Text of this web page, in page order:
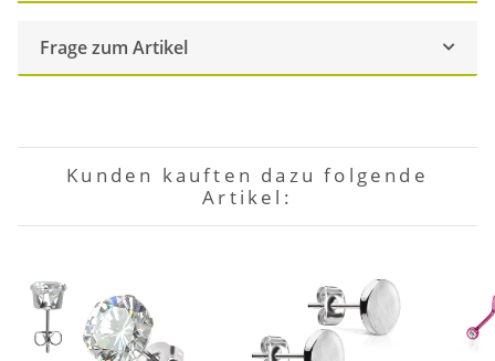
Frage zum Artikel
Kunden kauften dazu folgende
Artikel: